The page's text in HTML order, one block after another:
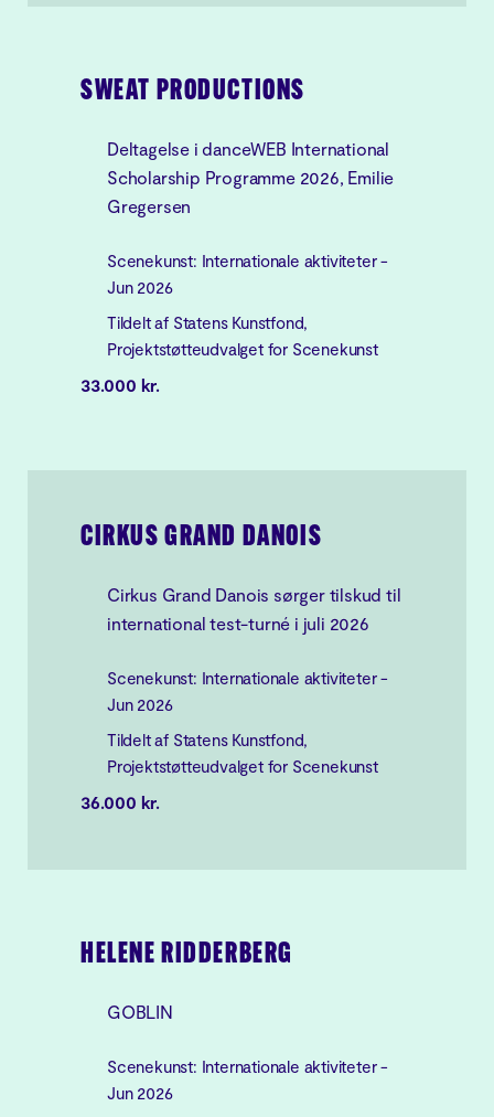
SWEAT PRODUCTIONS
Deltagelse i danceWEB International
Scholarship Programme 2026, Emilie
Gregersen
Scenekunst: Internationale aktiviteter -
Jun 2026
Tildelt af Statens Kunstfond,
Projektstøtteudvalget for Scenekunst
33.000 kr.
CIRKUS GRAND DANOIS
Cirkus Grand Danois sørger tilskud til
international test-turné i juli 2026
Scenekunst: Internationale aktiviteter -
Jun 2026
Tildelt af Statens Kunstfond,
Projektstøtteudvalget for Scenekunst
36.000 kr.
HELENE RIDDERBERG
GOBLIN
Scenekunst: Internationale aktiviteter -
Jun 2026